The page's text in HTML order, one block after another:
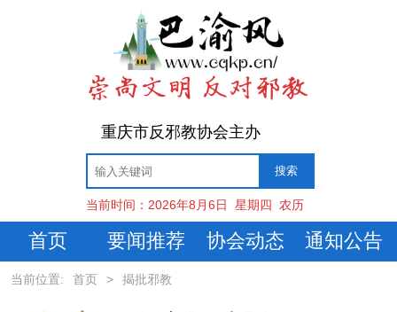
重庆市反邪教协会主办
当前时间： 2026年8月6日 星期四 农历
首页 要闻推荐 协会动态 通知公告
当前位置: 首页 > 揭批邪教